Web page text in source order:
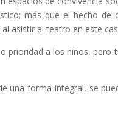
más que el hecho de
asistir al teatro en este
prioridad a los niños, pero
una forma integral, se